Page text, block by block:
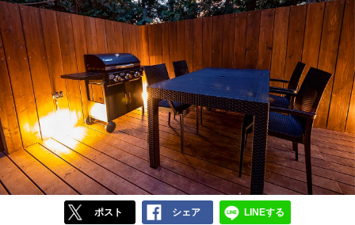
ポスト シェア LINEする